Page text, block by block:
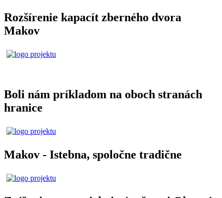
Rozšírenie kapacít zberného dvora
Makov
Boli nám príkladom na oboch stranách
hranice
Makov - Istebna, spoločne tradične